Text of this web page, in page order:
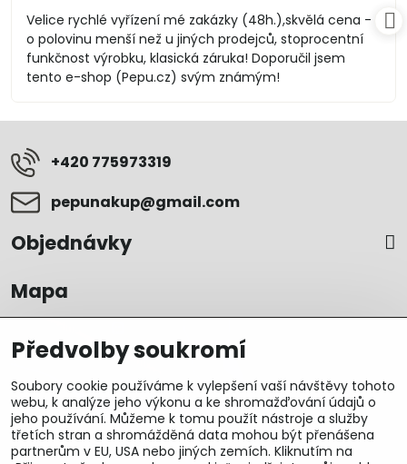
/
5
Velice rychlé vyřízení mé zakázky (48h.),skvělá cena -
o polovinu menší než u jiných prodejců, stoprocentní
funkčnost výrobku, klasická záruka! Doporučil jsem
tento e-shop (Pepu.cz) svým známým!
+420 775973319
pepunakup​@gmail​.com
Objednávky
Mapa
Předvolby soukromí
Soubory cookie používáme k vylepšení vaší návštěvy tohoto
webu, k analýze jeho výkonu a ke shromažďování údajů o
jeho používání. Můžeme k tomu použít nástroje a služby
třetích stran a shromážděná data mohou být přenášena
partnerům v EU, USA nebo jiných zemích. Kliknutím na